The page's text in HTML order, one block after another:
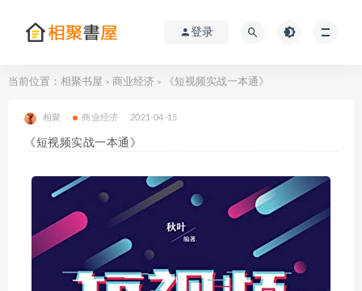
登录
当前位置： 相聚书屋 > 商业经济 > 《短视频实战一本通》
相聚 商业经济 2021-04-15
《短视频实战一本通》